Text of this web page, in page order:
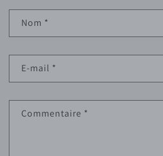
Nom *
E-mail *
Commentaire *